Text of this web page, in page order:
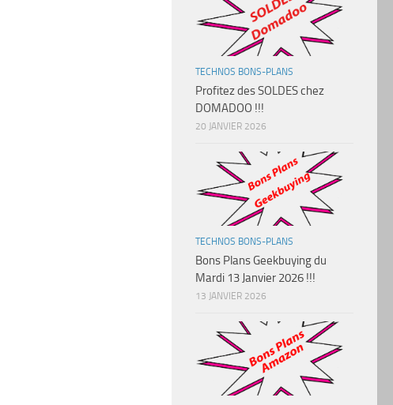
TECHNOS BONS-PLANS
Profitez des SOLDES chez
DOMADOO !!!
20 JANVIER 2026
TECHNOS BONS-PLANS
Bons Plans Geekbuying du
Mardi 13 Janvier 2026 !!!
13 JANVIER 2026